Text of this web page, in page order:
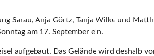
Sarau, Anja Görtz, Tanja Wilke und
am 17. September ein.
aufgebaut. Das Gelände wird deshalb